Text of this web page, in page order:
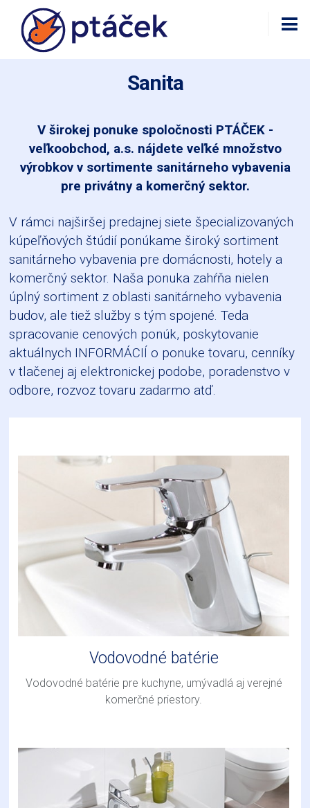
Sanita
V širokej ponuke spoločnosti PTÁČEK -
veľkoobchod, a.s. nájdete veľké množstvo
výrobkov v sortimente sanitárneho vybavenia
pre privátny a komerčný sektor.
V rámci najširšej predajnej siete špecializovaných
kúpeľňových štúdií ponúkame široký sortiment
sanitárneho vybavenia pre domácnosti, hotely a
komerčný sektor. Naša ponuka zahŕňa nielen
úplný sortiment z oblasti sanitárneho vybavenia
budov, ale tiež služby s tým spojené. Teda
spracovanie cenových ponúk, poskytovanie
aktuálnych INFORMÁCIÍ o ponuke tovaru, cenníky
v tlačenej aj elektronickej podobe, poradenstvo v
odbore, rozvoz tovaru zadarmo atď.
Vodovodné batérie
Vodovodné batérie pre kuchyne, umývadlá aj verejné
komerčné priestory.